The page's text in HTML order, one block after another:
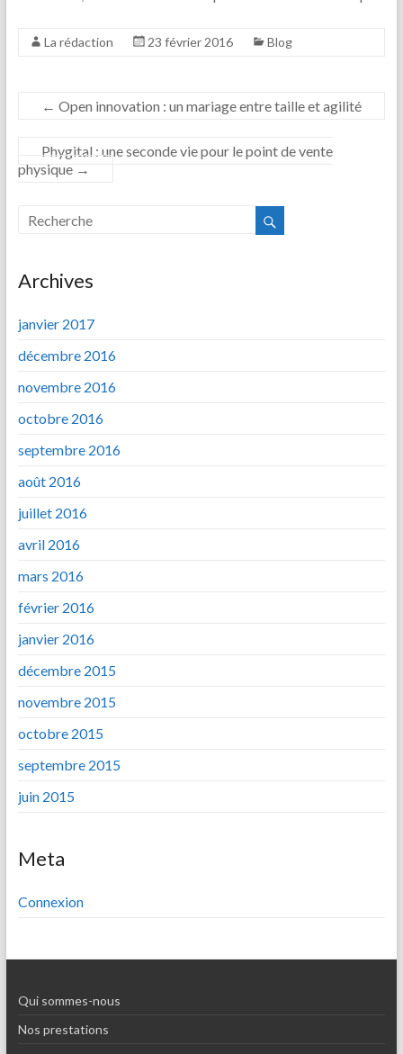
La rédaction 23 février 2016 Blog
← Open innovation : un mariage entre taille et agilité
Phygital : une seconde vie pour le point de vente
physique →
Archives
janvier 2017
décembre 2016
novembre 2016
octobre 2016
septembre 2016
août 2016
juillet 2016
avril 2016
mars 2016
février 2016
janvier 2016
décembre 2015
novembre 2015
octobre 2015
septembre 2015
juin 2015
Meta
Connexion
Qui sommes-nous
Nos prestations